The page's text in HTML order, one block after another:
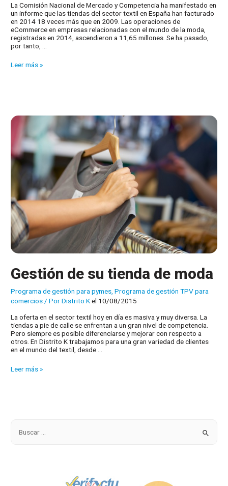
La Comisión Nacional de Mercado y Competencia ha manifestado en
un informe que las tiendas del sector textil en España han facturado
en 2014 18 veces más que en 2009. Las operaciones de
eCommerce en empresas relacionadas con el mundo de la moda,
registradas en 2014, ascendieron a 11,65 millones. Se ha pasado,
por tanto, …
Las
la
online
Leer más »
Gestión de su tienda de moda
Programa de gestión para pymes,Programa de gestión TPV para
comercios/ PorDistrito Kel 10/08/2015
La oferta en el sector textil hoy en día es masiva y muy diversa. La
tiendas a pie de calle se enfrentan a un gran nivel de competencia.
Pero siempre es posible diferenciarse y mejorar con respecto a
otros. En Distrito K trabajamos para una gran variedad de clientes
en el mundo del textil, desde …
Gestión
Leer más »